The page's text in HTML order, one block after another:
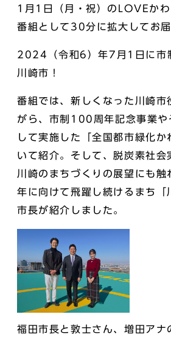
1月1日（月・祝）のLOVEかわ
番組として30分に拡大してお届
2024（令和6）年7月1日に市
川崎市！
番組では、新しくなった川崎市
がら、市制100周年記念事業や
して実施した「全国都市緑化か
いて紹介。そして、脱炭素社会
川崎のまちづくりの展望にも
年に向けて飛躍し続けるまち「
市長が紹介しました。
福田市長と敦士さん、増田アナ